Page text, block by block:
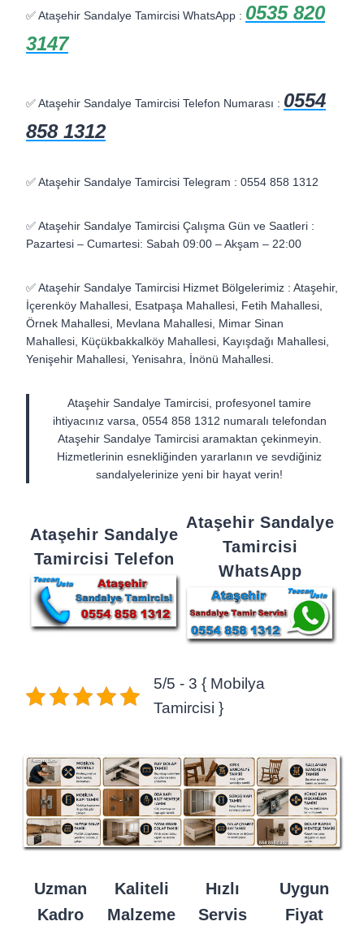
✅ Ataşehir Sandalye Tamircisi WhatsApp : 0535 820
3147
✅ Ataşehir Sandalye Tamircisi Telefon Numarası : 0554
858 1312
✅ Ataşehir Sandalye Tamircisi Telegram : 0554 858 1312
✅ Ataşehir Sandalye Tamircisi Çalışma Gün ve Saatleri :
Pazartesi – Cumartesi: Sabah 09:00 – Akşam – 22:00
✅ Ataşehir Sandalye Tamircisi Hizmet Bölgelerimiz : Ataşehir,
İçerenköy Mahallesi, Esatpaşa Mahallesi, Fetih Mahallesi,
Örnek Mahallesi, Mevlana Mahallesi, Mimar Sinan
Mahallesi, Küçükbakkalköy Mahallesi, Kayışdağı Mahallesi,
Yenişehir Mahallesi, Yenisahra, İnönü Mahallesi.
Ataşehir Sandalye Tamircisi, profesyonel tamire
ihtiyacınız varsa, 0554 858 1312 numaralı telefondan
Ataşehir Sandalye Tamircisi aramaktan çekinmeyin.
Hizmetlerinin esnekliğinden yararlanın ve sevdiğiniz
sandalyelerinize yeni bir hayat verin!
Ataşehir Sandalye
Tamircisi Telefon
Ataşehir Sandalye
Tamircisi
WhatsApp
5/5 - 3 { Mobilya
Tamircisi }
Uzman
Kadro
Kaliteli
Malzeme
Hızlı
Servis
Uygun
Fiyat